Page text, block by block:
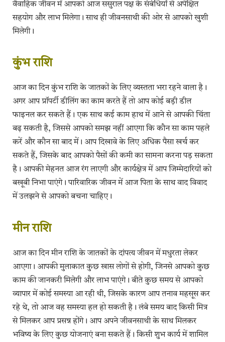
वैवाहिक जीवन में आपको आज ससुराल पक्ष के संबंधियों से अपेक्षित
सहयोग और लाभ मिलेगा। साथ ही जीवनसाथी की ओर से आपको खुशी
मिलेगी।
कुंभ राशि
आज का दिन कुंभ राशि के जातकों के लिए व्यस्तता भरा रहने वाला है।
अगर आप प्रॉपर्टी डीलिंग का काम करते हैं तो आप कोई बड़ी डील
फाइनल कर सकते हैं। एक साथ कई काम हाथ में आने से आपकी चिंता
बढ़ सकती है, जिससे आपको समझ नहीं आएगा कि कौन सा काम पहले
करें और कौन सा बाद में। आप दिखावे के लिए अधिक पैसा खर्च कर
सकते हैं, जिसके बाद आपको पैसों की कमी का सामना करना पड़ सकता
है। आपकी मेहनत आज रंग लाएगी और कार्यक्षेत्र में आप जिम्मेदारियों को
बखूबी निभा पाएंगे। पारिवारिक जीवन में आज पिता के साथ वाद विवाद
में उलझने से आपको बचना चाहिए।
​मीन राशि
आज का दिन मीन राशि के जातकों के दांपत्य जीवन में मधुरता लेकर
आएगा। आपकी मुलाकात कुछ खास लोगों से होगी, जिनसे आपको कुछ
काम की जानकरी मिलेगी और लाभ पाएंगे। बीते कुछ समय से आपको
व्यापार में कोई समस्या आ रही थी, जिसके कारण आप तनाव महसूस कर
रहे थे, तो आज वह समस्या हल हो सकती है। लंबे समय बाद किसी मित्र
से मिलकर आप प्रसन्न होंगे। आप अपने जीवनसाथी के साथ मिलकर
भविष्य के लिए कुछ योजनाएं बना सकते हैं। किसी शुभ कार्य में शामिल